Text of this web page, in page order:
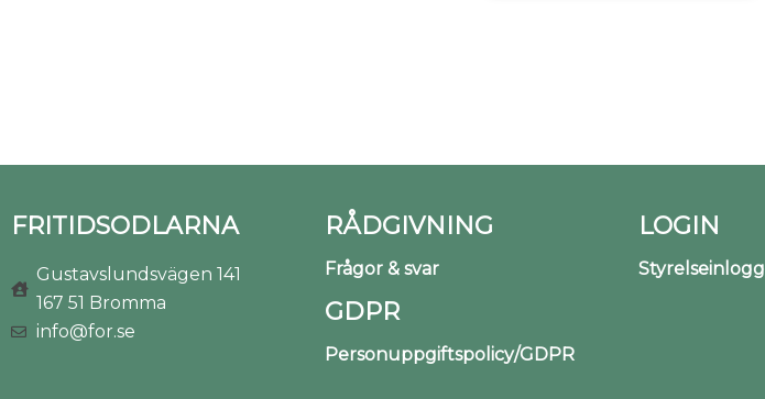
FRITIDSODLARNA
Gustavslundsvägen 141
167 51 Bromma
info@for.se
RÅDGIVNING
Frågor & svar
GDPR
Personuppgiftspolicy/GDPR
LOGIN
Styrelseinlogg